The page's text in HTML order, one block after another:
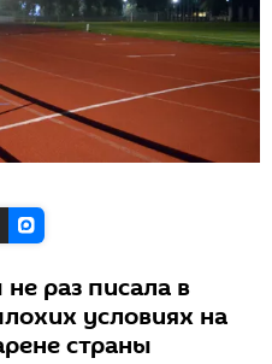
раз писала в
условиях на
страны